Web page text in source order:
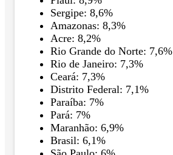
Sergipe: 8,6%
Amazonas: 8,3%
Acre: 8,2%
Rio Grande do Norte: 7,6%
Rio de Janeiro: 7,3%
Ceará: 7,3%
Distrito Federal: 7,1%
Paraíba: 7%
Pará: 7%
Maranhão: 6,9%
Brasil: 6,1%